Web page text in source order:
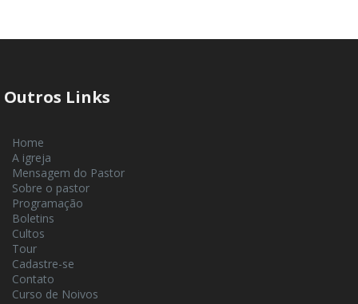
Outros Links
Home
A igreja
Mensagem do Pastor
Sobre o pastor
Programação
Boletins
Cultos
Tour
Cadastre-se
Contato
Curso de Noivos